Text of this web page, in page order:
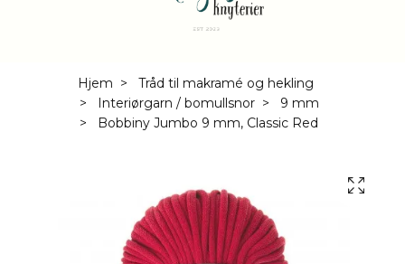
Hjem
Tråd til makramé og hekling
Interiørgarn / bomullsnor
9 mm
Bobbiny Jumbo 9 mm, Classic Red